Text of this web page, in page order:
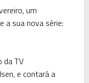
um
a sua nova série:
da TV
e contará a